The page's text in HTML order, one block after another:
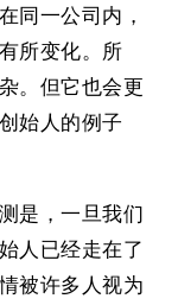
同一公司内，
所变化。所
。但它也会更
始人的例子
是，一旦我们
人已经走在了
被许多人视为